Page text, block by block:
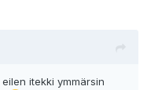
itekki ymmärsin